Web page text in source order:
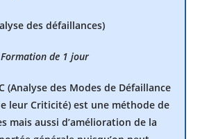
des défaillances)
Formation de 1 jour
(Analyse des Modes de Défaillance
leur Criticité) est une méthode de
mais aussi d’amélioration de la